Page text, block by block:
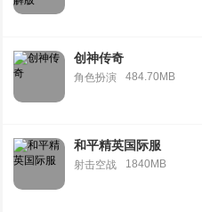
创神传奇
角色扮演 484.70MB
和平精英国际服
射击空战 1840MB